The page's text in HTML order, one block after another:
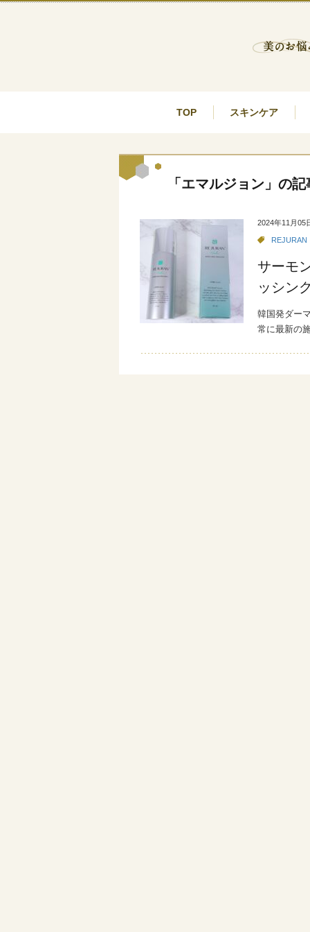
TOP スキンケア
「エマルジョン」の
2024年11月05
REJURAN
サーモ
ッシン
韓国発ダー
常に最新の